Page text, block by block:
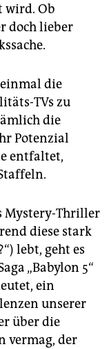
wird. Ob
doch lieber
die
TVs zu
die
Potenzial
entfaltet,
Mystery-Thriller
diese stark
lebt, geht es
„Babylon 5“
ein
unserer
über die
vermag, der